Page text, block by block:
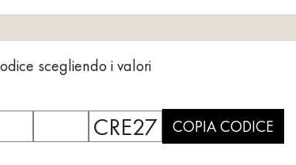
scegliendo i valori
CRE27 COPIA CODICE